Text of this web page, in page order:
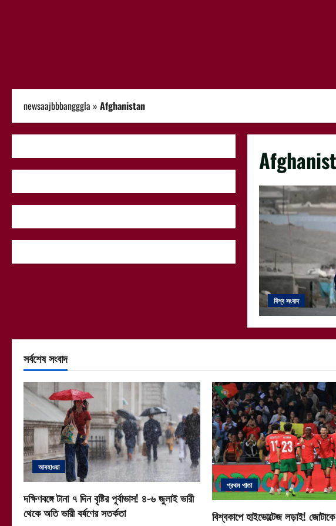
newsaajbbbangggla » Afghanistan
বিশ্ব সংবাদ
সর্বশেষ সংবাদ
আবহাওয়া
দক্ষিণবঙ্গে টানা ৭ দিন বৃষ্টির পূর্বাভাস! ৪-৬ জুলাই ভারী
থেকে অতি ভারী বর্ষণের সতর্কতা
প্রথম পাতা
বিশ্বকাপে হাইভোল্টেজ লড়াই!